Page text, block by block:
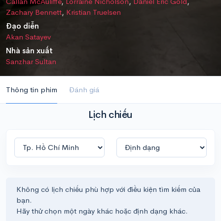
Zachary Bennett, Kristian Truelsen
Đạo diễn
Akan Satayev
Nhà sản xuất
Sanzhar Sultan
Thông tin phim Đánh giá
Lịch chiếu
Không có lịch chiếu phù hợp với điều kiện tìm kiếm của
bạn.
Hãy thử chọn một ngày khác hoặc định dạng khác.